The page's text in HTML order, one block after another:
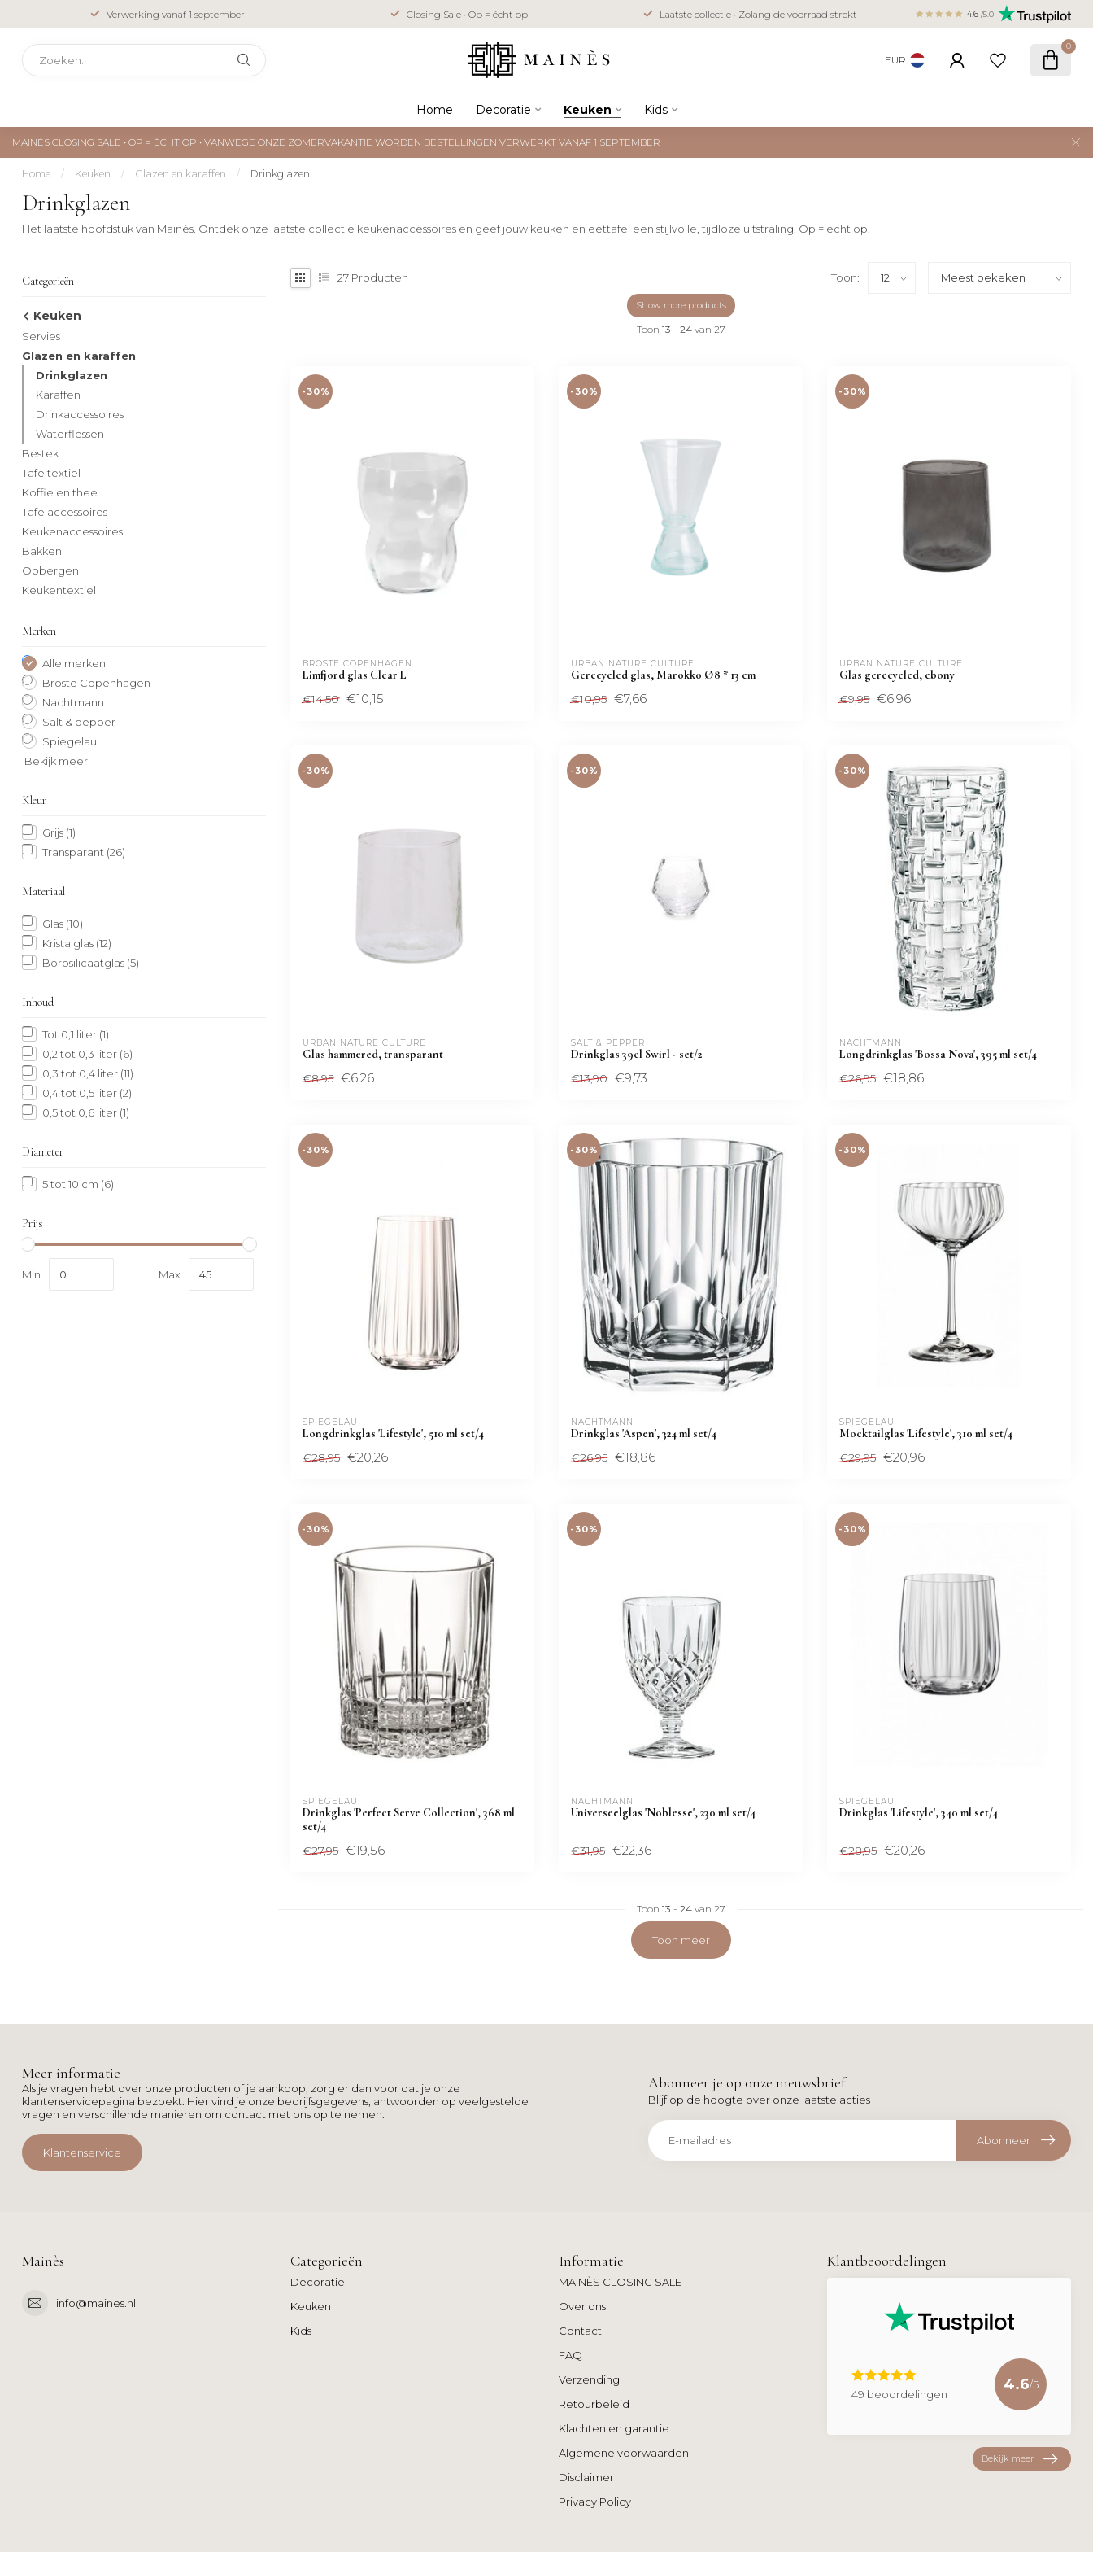
Verwerking vanaf 1 september Closing Sale • Op = écht op Laatste collectie • Zolang de voorraad strekt Veilig betalen met iDEAL, Bancontact,
creditcard 4.6 /5.0
EUR
0
Home Decoratie Keuken Kids
MAINÈS CLOSING SALE • OP = ÉCHT OP • VANWEGE ONZE ZOMERVAKANTIE WORDEN BESTELLINGEN VERWERKT VANAF 1 SEPTEMBER
Home / Keuken / Glazen en karaffen / Drinkglazen
Drinkglazen
Het laatste hoofdstuk van Mainès. Ontdek onze laatste collectie keukenaccessoires en geef jouw keuken en eettafel een stijlvolle, tijdloze uitstraling. Op = écht op.
Categorieën
Keuken
Servies
Glazen en karaffen
Drinkglazen
Karaffen
Drinkaccessoires
Waterflessen
Bestek
Tafeltextiel
Koffie en thee
Tafelaccessoires
Keukenaccessoires
Bakken
Opbergen
Keukentextiel
Merken
Alle merken
Broste Copenhagen
Nachtmann
Salt & pepper
Spiegelau
Bekijk meer
Kleur
Grijs (1)
Transparant (26)
Materiaal
Glas (10)
Kristalglas (12)
Borosilicaatglas (5)
Inhoud
Tot 0,1 liter (1)
0,2 tot 0,3 liter (6)
0,3 tot 0,4 liter (11)
0,4 tot 0,5 liter (2)
0,5 tot 0,6 liter (1)
Diameter
5 tot 10 cm (6)
Prijs
Min Max
27 Producten Toon:
Show more products
Toon 13 - 24van 27
-30%
BROSTE COPENHAGEN
Limfjord glas Clear L
€14,50 €10,15
-30%
URBAN NATURE CULTURE
Gerecycled glas, Marokko Ø8 * 13 cm
€10,95 €7,66
-30%
URBAN NATURE CULTURE
Glas gerecycled, ebony
€9,95 €6,96
-30%
URBAN NATURE CULTURE
Glas hammered, transparant
€8,95 €6,26
-30%
SALT & PEPPER
Drinkglas 39cl Swirl - set/2
€13,90 €9,73
-30%
NACHTMANN
Longdrinkglas 'Bossa Nova', 395 ml set/4
€26,95 €18,86
-30%
SPIEGELAU
Longdrinkglas 'Lifestyle', 510 ml set/4
€28,95 €20,26
-30%
NACHTMANN
Drinkglas 'Aspen', 324 ml set/4
€26,95 €18,86
-30%
SPIEGELAU
Mocktailglas 'Lifestyle', 310 ml set/4
€29,95 €20,96
-30%
SPIEGELAU
Drinkglas 'Perfect Serve Collection', 368 ml
set/4
€27,95 €19,56
-30%
NACHTMANN
Universeelglas 'Noblesse', 230 ml set/4
€31,95 €22,36
-30%
SPIEGELAU
Drinkglas 'Lifestyle', 340 ml set/4
€28,95 €20,26
Toon 13 - 24van 27
Toon meer
Meer informatie
Als je vragen hebt over onze producten of je aankoop, zorg er dan voor dat je onze
klantenservicepagina bezoekt. Hier vind je onze bedrijfsgegevens, antwoorden op veelgestelde
vragen en verschillende manieren om contact met ons op te nemen.
Klantenservice
Abonneer je op onze nieuwsbrief
Blijf op de hoogte over onze laatste acties
Abonneer
Mainès
info@maines.nl
Categorieën
Decoratie
Keuken
Kids
Informatie
MAINÈS CLOSING SALE
Over ons
Contact
FAQ
Verzending
Retourbeleid
Klachten en garantie
Algemene voorwaarden
Disclaimer
Privacy Policy
Klantbeoordelingen
49 beoordelingen
4.6/5
Bekijk meer